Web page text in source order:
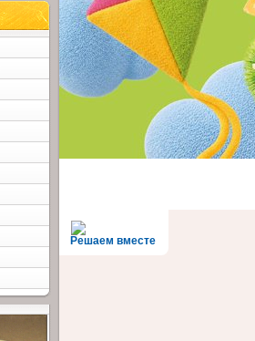
Решаем вместе